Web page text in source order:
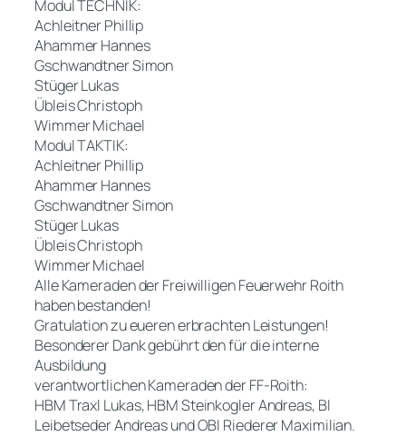
Modul TECHNIK:
Achleitner Phillip
Ahammer Hannes
Gschwandtner Simon
Stüger Lukas
Übleis Christoph
Wimmer Michael
Modul TAKTIK:
Achleitner Phillip
Ahammer Hannes
Gschwandtner Simon
Stüger Lukas
Übleis Christoph
Wimmer Michael
Alle Kameraden der Freiwilligen Feuerwehr Roith
haben bestanden!
Gratulation zu eueren erbrachten Leistungen!
Besonderer Dank gebührt den für die interne
Ausbildung
verantwortlichen Kameraden der FF-Roith:
HBM Traxl Lukas, HBM Steinkogler Andreas, BI
Leibetseder Andreas und OBI Riederer Maximilian.